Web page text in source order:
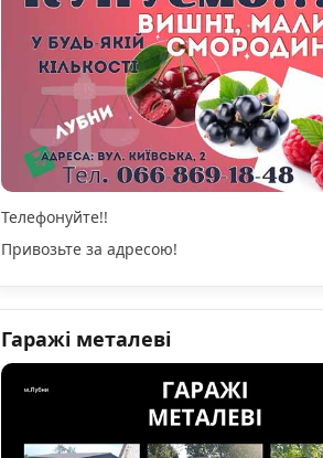
Телефонуйте!!
Привозьте за адресою!
Гаражі металеві